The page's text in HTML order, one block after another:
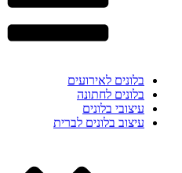
בלונים לאירועים
בלונים לחתונה
עיצובי בלונים
עיצוב בלונים לברית